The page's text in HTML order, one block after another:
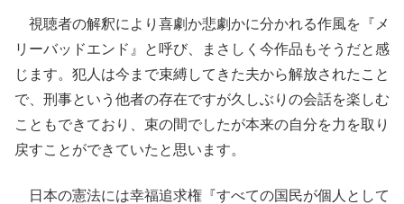
視聴者の解釈により喜劇か悲劇かに分かれる作風を『メ
リーバッドエンド』と呼び、まさしく今作品もそうだと感
じます。犯人は今まで束縛してきた夫から解放されたこと
で、刑事という他者の存在ですが久しぶりの会話を楽しむ
こともできており、束の間でしたが本来の自分を力を取り
戻すことができていたと思います。
日本の憲法には幸福追求権『すべての国民が個人として